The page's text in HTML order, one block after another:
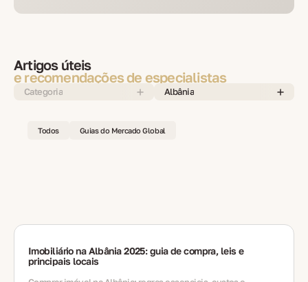
Artigos úteis
e recomendações de especialistas
Categoria Albânia
Todos Guias do Mercado Global
Imobiliário na Albânia 2025: guia de compra, leis e
principais locais